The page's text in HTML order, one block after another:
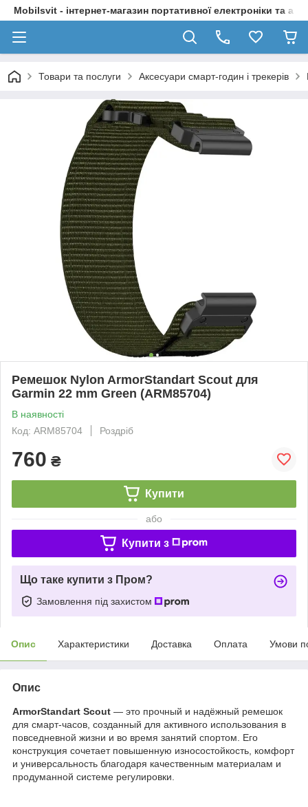
Mobilsvit - інтернет-магазин портативної електроніки та
Товари та послуги Аксесуари смарт-годин і трекерів
Ремешок Nylon ArmorStandart Scout для
Garmin 22 mm Green (ARM85704)
В наявності
Код: ARM85704
Роздріб
760 ₴
Купити
або
Купити з
Що таке купити з Пром?
Замовлення під захистом
Опис Характеристики Доставка Оплата Умови
Опис
ArmorStandart Scout — это прочный и надёжный ремешок
для смарт-часов, созданный для активного использования в
повседневной жизни и во время занятий спортом. Его
конструкция сочетает повышенную износостойкость, комфорт
и универсальность благодаря качественным материалам и
продуманной системе регулировки.